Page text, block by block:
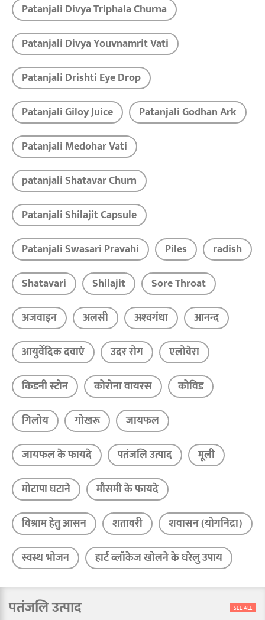
Patanjali Divya Triphala Churna
Patanjali Divya Youvnamrit Vati
Patanjali Drishti Eye Drop
Patanjali Giloy Juice
Patanjali Godhan Ark
Patanjali Medohar Vati
patanjali Shatavar Churn
Patanjali Shilajit Capsule
Patanjali Swasari Pravahi
Piles
radish
Shatavari
Shilajit
Sore Throat
अजवाइन
अलसी अश्‍वगंधा
आनन्द
आयुर्वेदिक दवाएं
उदर रोग
एलोवेरा
किडनी स्टोन
कोरोना वायरस
कोविड
गिलोय
गोखरू
जायफल
जायफल के फायदे
पतंजलि उत्पाद
मूली
मोटापा घटाने
मौसमी के फायदे
विश्राम हेतु आसन
शतावरी
शवासन (योगनिद्रा)
स्वस्थ भोजन
हार्ट ब्लॉकेज खोलने के घरेलु उपाय
पतंजलि उत्पाद SEE ALL